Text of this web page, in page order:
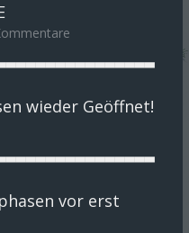
wieder Geöffnet!
vor erst